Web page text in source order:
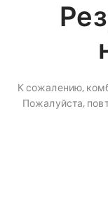
К сожалению,
Пожалуйста,